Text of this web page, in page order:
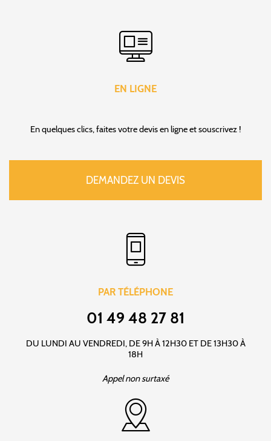
EN LIGNE
En quelques clics, faites votre devis en ligne et souscrivez !
DEMANDEZ UN DEVIS
PAR TÉLÉPHONE
01 49 48 27 81
DU LUNDI AU VENDREDI, DE 9H À 12H30 ET DE 13H30 À
18H
Appel non surtaxé